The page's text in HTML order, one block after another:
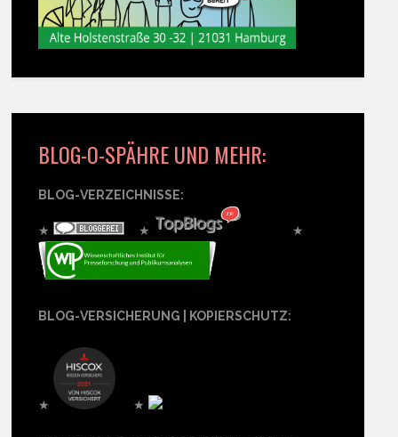
BLOG-O-SPÄHRE UND MEHR:
BLOG-VERZEICHNISSE:
★ ★ ★
BLOG-VERSICHERUNG | KOPIERSCHUTZ:
★ ★